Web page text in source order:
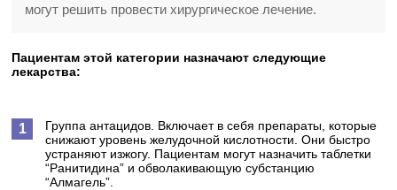
могут решить провести хирургическое лечение.
Пациентам этой категории назначают следующие
лекарства:
Группа антацидов. Включает в себя препараты, которые
снижают уровень желудочной кислотности. Они быстро
устраняют изжогу. Пациентам могут назначить таблетки
“Ранитидина” и обволакивающую субстанцию
“Алмагель”.